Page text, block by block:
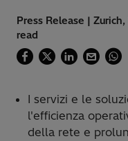
Press Release |
read
I servizi e le
l'efficienza
della rete e